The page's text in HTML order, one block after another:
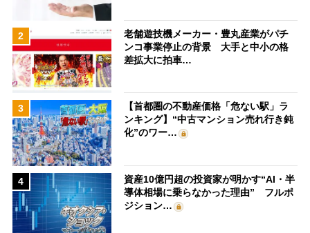
2
老舗遊技機メーカー・豊丸産業がパチ
ンコ事業停止の背景 大手と中小の格
差拡大に拍車…
3
【首都圏の不動産価格「危ない駅」ラ
ンキング】“中古マンション売れ行き鈍
化”のワー…
4
資産10億円超の投資家が明かす“AI・半
導体相場に乗らなかった理由” フルポ
ジション…